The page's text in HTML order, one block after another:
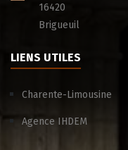
16420
Brigueuil
LIENS UTILES
Charente-Limousine
Agence IHDEM